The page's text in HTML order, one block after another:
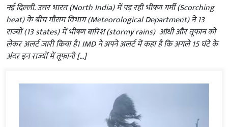
नई दिल्ली. उत्तर भारत (North India) में पड़ रही भीषण गर्मी (Scorching
heat) के बीच मौसम विभाग (Meteorological Department) ने 13
राज्यों (13 states) में भीषण बारिश (stormy rains) आंधी और तूफान को
लेकर अलर्ट जारी किया है। IMD ने अपने अलर्ट में कहा है कि अगले 15 घंटे के
अंदर इन राज्यों में तूफानी […]